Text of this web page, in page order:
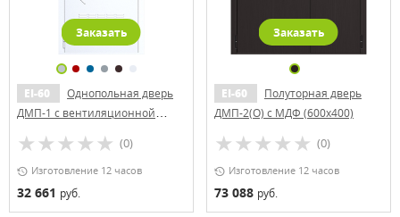
Заказать
EI-60
Однопольная дверь
ДМП-1 с вентиляционной
решеткой и рисунком
(0)
Изготовление 12 часов
32 661 руб.
Заказать
EI-60
Полуторная дверь
ДМП-2(О) с МДФ (600х400)
(0)
Изготовление 12 часов
73 088 руб.